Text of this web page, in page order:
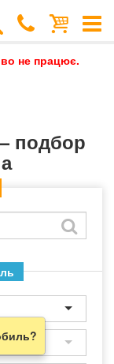
не працює.
подбор